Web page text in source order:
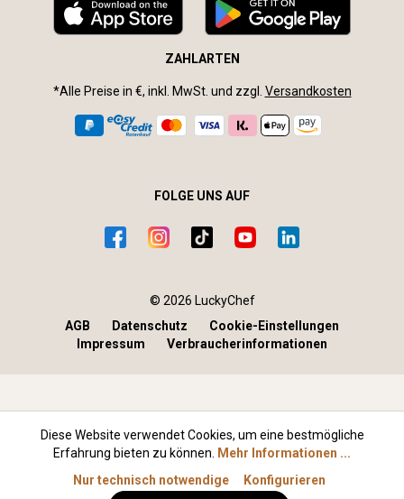
ZAHLARTEN
*Alle Preise in €, inkl. MwSt. und zzgl. Versandkosten
FOLGE UNS AUF
© 2026 LuckyChef
AGB
Datenschutz
Cookie-Einstellungen
Impressum
Verbraucherinformationen
Diese Website verwendet Cookies, um eine bestmögliche
Erfahrung bieten zu können.
Mehr Informationen ...
Nur technisch notwendige
Konfigurieren